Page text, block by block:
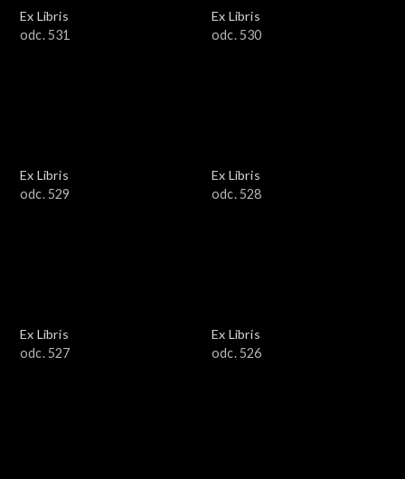
Ex Libris
odc. 531
Ex Libris
odc. 530
Ex Libris
odc. 529
Ex Libris
odc. 528
Ex Libris
odc. 527
Ex Libris
odc. 526